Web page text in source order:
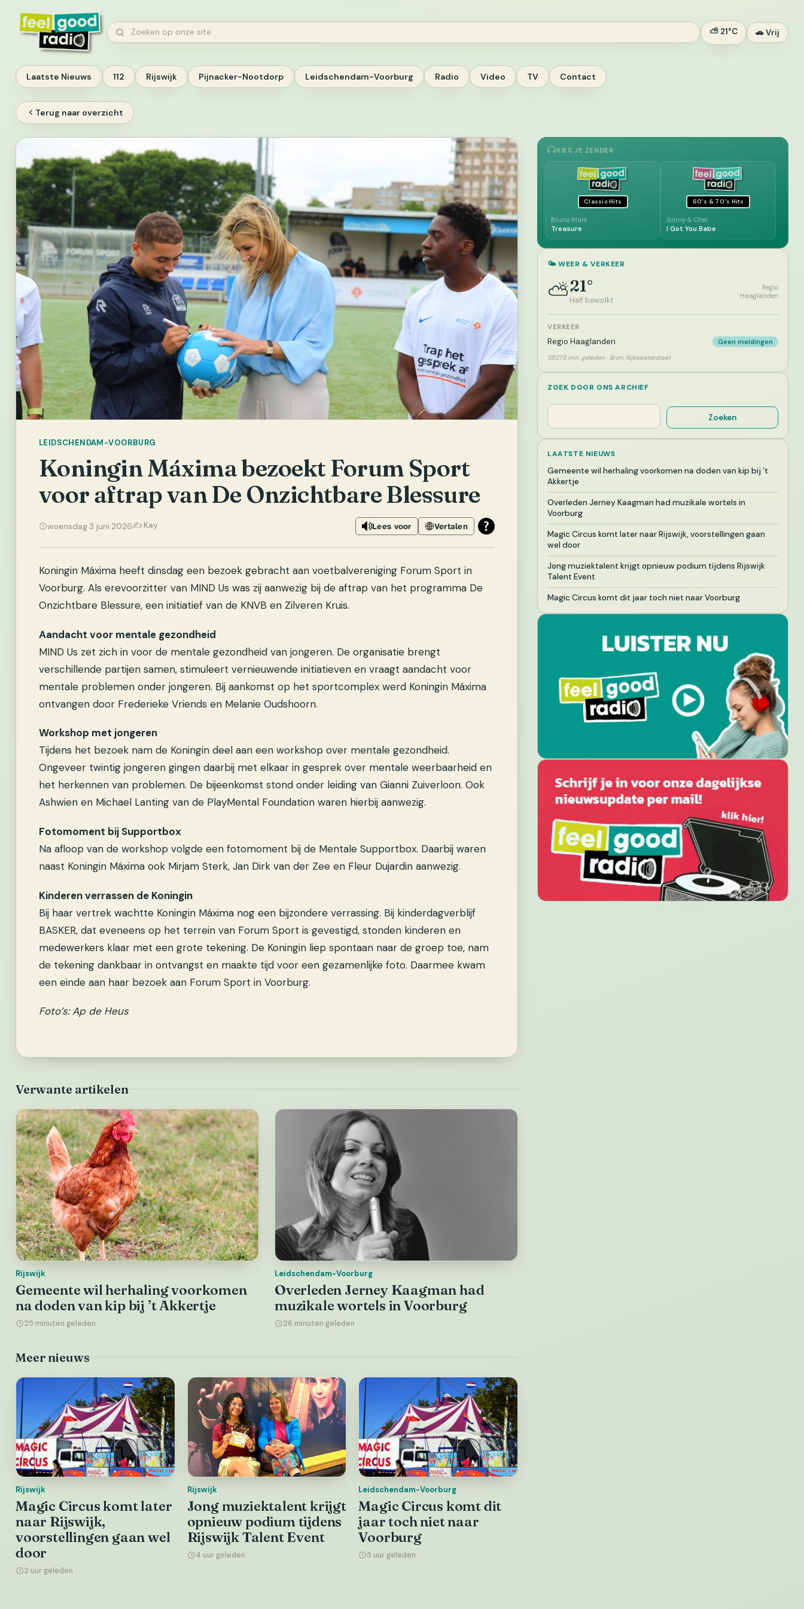
inhoud
Zoeken ⛅ 21°C 🚗 Vrij
Laatste Nieuws 112 Rijswijk Pijnacker-Nootdorp Leidschendam-Voorburg Radio Video TV Contact
Terug naar overzicht
LEIDSCHENDAM-VOORBURG
Koningin Máxima bezoekt Forum Sport
voor aftrap van De Onzichtbare Blessure
woensdag 3 juni 2026✍️ Kay Lees voor Vertalen
Koningin Máxima heeft dinsdag een bezoek gebracht aan voetbalvereniging Forum Sport in
Voorburg. Als erevoorzitter van MIND Us was zij aanwezig bij de aftrap van het programma De
Onzichtbare Blessure, een initiatief van de KNVB en Zilveren Kruis.
Aandacht voor mentale gezondheid
MIND Us zet zich in voor de mentale gezondheid van jongeren. De organisatie brengt
verschillende partijen samen, stimuleert vernieuwende initiatieven en vraagt aandacht voor
mentale problemen onder jongeren. Bij aankomst op het sportcomplex werd Koningin Máxima
ontvangen door Frederieke Vriends en Melanie Oudshoorn.
Workshop met jongeren
Tijdens het bezoek nam de Koningin deel aan een workshop over mentale gezondheid.
Ongeveer twintig jongeren gingen daarbij met elkaar in gesprek over mentale weerbaarheid en
het herkennen van problemen. De bijeenkomst stond onder leiding van Gianni Zuiverloon. Ook
Ashwien en Michael Lanting van de PlayMental Foundation waren hierbij aanwezig.
Fotomoment bij Supportbox
Na afloop van de workshop volgde een fotomoment bij de Mentale Supportbox. Daarbij waren
naast Koningin Máxima ook Mirjam Sterk, Jan Dirk van der Zee en Fleur Dujardin aanwezig.
Kinderen verrassen de Koningin
Bij haar vertrek wachtte Koningin Máxima nog een bijzondere verrassing. Bij kinderdagverblijf
BASKER, dat eveneens op het terrein van Forum Sport is gevestigd, stonden kinderen en
medewerkers klaar met een grote tekening. De Koningin liep spontaan naar de groep toe, nam
de tekening dankbaar in ontvangst en maakte tijd voor een gezamenlijke foto. Daarmee kwam
een einde aan haar bezoek aan Forum Sport in Voorburg.
Foto’s: Ap de Heus
Verwante artikelen
Rijswijk
Gemeente wil herhaling voorkomen
na doden van kip bij ’t Akkertje
25 minuten geleden
Leidschendam-Voorburg
Overleden Jerney Kaagman had
muzikale wortels in Voorburg
26 minuten geleden
Meer nieuws
Rijswijk
Magic Circus komt later
naar Rijswijk,
voorstellingen gaan wel
door
2 uur geleden
Rijswijk
Jong muziektalent krijgt
opnieuw podium tijdens
Rijswijk Talent Event
4 uur geleden
Leidschendam-Voorburg
Magic Circus komt dit
jaar toch niet naar
Voorburg
5 uur geleden
KIES JE ZENDER
Classic Hits
Bruno Mars
Treasure
60's & 70's Hits
Sonny & Cher
I Got You Babe
🌤️ WEER & VERKEER
⛅21°
Half bewolkt
Regio
Haaglanden
VERKEER
Regio Haaglanden Geen meldingen
59275 min. geleden · Bron: Rijkswaterstaat
ZOEK DOOR ONS ARCHIEF
Zoeken
Zoeken
LAATSTE NIEUWS
Gemeente wil herhaling voorkomen na doden van kip bij ’t
Akkertje
Overleden Jerney Kaagman had muzikale wortels in
Voorburg
Magic Circus komt later naar Rijswijk, voorstellingen gaan
wel door
Jong muziektalent krijgt opnieuw podium tijdens Rijswijk
Talent Event
Magic Circus komt dit jaar toch niet naar Voorburg